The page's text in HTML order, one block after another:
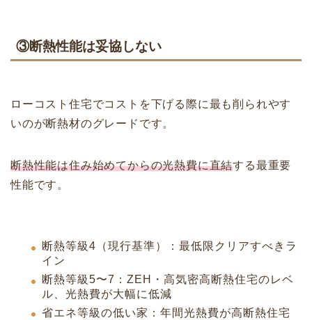
③断熱性能は妥協しない
ローコスト住宅でコストを下げる際に最も削られやす
いのが断熱材のグレードです。
断熱性能は住み始めてからの光熱費に直結する最重要
性能です。
断熱等級4（現行基準）：最低限クリアすべきラ
イン
断熱等級5〜7：ZEH・高気密高断熱住宅のレベ
ル、光熱費が大幅に低減
省エネ等級の低い家：年間光熱費が高断熱住宅